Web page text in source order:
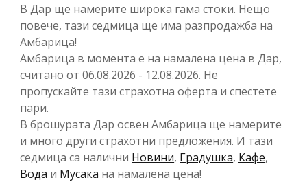
В Дар ще намерите широка гама стоки. Нещо
повече, тази седмица ще има разпродажба на
Амбарица!
Амбарица в момента е на намалена цена в Дар,
считано от 06.08.2026 - 12.08.2026. Не
пропускайте тази страхотна оферта и спестете
пари.
В брошурата Дар освен Амбарица ще намерите
и много други страхотни предложения. И тази
седмица са налични Новини, Градушка, Кафе,
Вода и Мусака на намалена цена!